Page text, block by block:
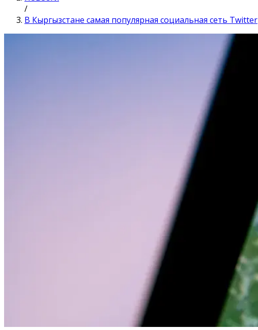
/
В Кыргызстане самая популярная социальная сеть Twitter